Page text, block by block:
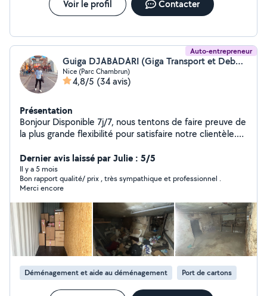
Voir le profil Contacter
Auto-entrepreneur
Guiga DJABADARI (Giga Transport et Debarras)
Nice (Parc Chambrun)
4,8/5 (34 avis)
Présentation
Bonjour Disponible 7j/7, nous tentons de faire preuve de
la plus grande flexibilité pour satisfaire notre clientèle.
rapide et soignée Nous nous déplaçons dans les Alpes-
Maritimes en semaine, le week end et jours fériés
Dernier avis laissé par Julie : 5/5
Il y a 5 mois
Bon rapport qualité/ prix , très sympathique et professionnel .
Merci encore
Déménagement et aide au déménagement Port de cartons